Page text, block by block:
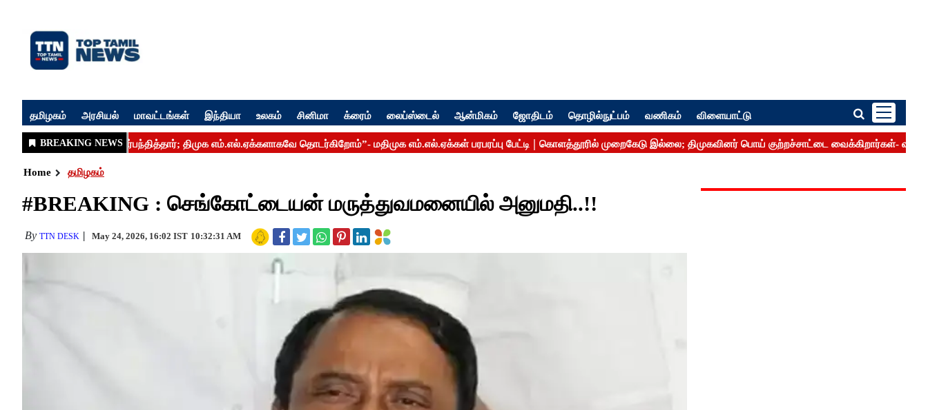
தமிழகம் அரசியல் மாவட்டங்கள் இந்தியா உலகம் சினிமா க்ரைம் லைப்ஸ்டைல் ஆன்மிகம் ஜோதிடம் தொழில்நுட்பம் வணிகம் விளையாட்டு
Home தமிழகம்
#BREAKING : செங்கோட்டையன் மருத்துவமனையில் அனுமதி..!!
By TTN DESK May 24, 2026, 16:02 IST 10:32:31 AM